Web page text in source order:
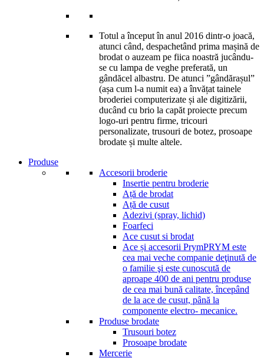
Totul a început în anul 2016 dintr-o joacă,
atunci când, despachetând prima mașină de
brodat o auzeam pe fiica noastră jucându-
se cu lampa de veghe preferată, un
gândăcel albastru. De atunci ”gândărașul”
(așa cum l-a numit ea) a învățat tainele
broderiei computerizate și ale digitizării,
ducând cu brio la capăt proiecte precum
logo-uri pentru firme, tricouri
personalizate, trusouri de botez, prosoape
brodate și multe altele.
Produse
Accesorii broderie
Insertie pentru broderie
Ață de brodat
Ață de cusut
Adezivi (spray, lichid)
Foarfeci
Ace cusut si brodat
Ace și accesorii PrymPRYM este
cea mai veche companie deţinută de
o familie şi este cunoscută de
aproape 400 de ani pentru produse
de cea mai bună calitate, începând
de la ace de cusut, până la
componente electro- mecanice.
Produse brodate
Trusouri botez
Prosoape brodate
Mercerie